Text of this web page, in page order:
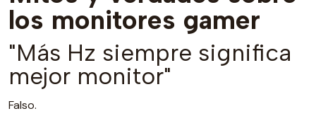
los monitores gamer
"Más Hz siempre significa
mejor monitor"
Falso.